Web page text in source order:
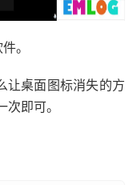
。
桌面图标消失的方
即可。